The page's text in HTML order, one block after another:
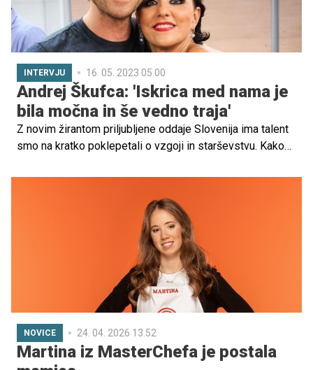
INTERVJU 16. 05. 2023 05.00
Andrej Škufca: 'Iskrica med nama je
bila močna in še vedno traja'
Z novim žirantom priljubljene oddaje Slovenija ima talent
smo na kratko poklepetali o vzgoji in starševstvu. Kako
pomembne in ali si želi, da bi tudi sin zajadral v plesne
vode? Odgovore je v intervjuju razkril Andrej Škufca.
NOVICE 24. 04. 2026 13.52
Martina iz MasterChefa je postala